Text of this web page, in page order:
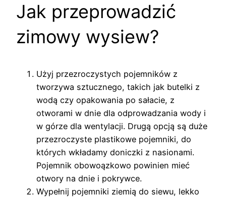
Jak przeprowadzić
zimowy wysiew?
Użyj przezroczystych pojemników z
tworzywa sztucznego, takich jak butelki z
wodą czy opakowania po sałacie, z
otworami w dnie dla odprowadzania wody i
w górze dla wentylacji. Drugą opcją są duże
przezroczyste plastikowe pojemniki, do
których wkładamy doniczki z nasionami.
Pojemnik obowoązkowo powinien mieć
otwory na dnie i pokrywce.
Wypełnij pojemniki ziemią do siewu, lekko